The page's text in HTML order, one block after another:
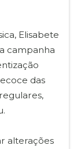
Elisabete
campanha
das
alterações